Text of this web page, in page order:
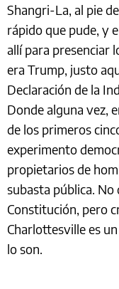
Shangri-La, al pie
rápido que pude, y
allí para presenciar
era Trump, justo
Declaración de la
Donde alguna vez,
de los primeros
experimento
propietarios de
subasta pública.
Constitución, pero
Charlottesville es
lo son.